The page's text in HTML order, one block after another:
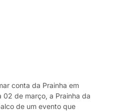
conta da Prainha em
02 de março, a Prainha da
de um evento que